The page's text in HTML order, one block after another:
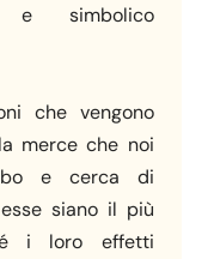
e simbolico
che vengono
merce che noi
e cerca di
siano il più
i loro effetti